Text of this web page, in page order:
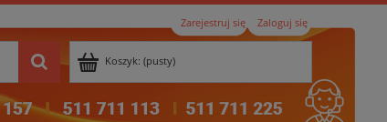
Zarejestruj się Zaloguj się
Koszyk: (pusty)